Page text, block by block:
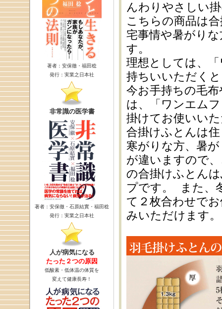
著者：安保徹・福田稔
発行：実業之日本社
非常識の医学書
著者：安保徹・石原結實・福田稔
発行：実業之日本社
人が病気になる
たった２つの原因
低酸素・低体温の体質を
変えて健康長寿！
んわりやさしい
こちらの商品は
宅事情や暑がり
す。
理想としては、
持ちいいただく
今お手持ちの毛
は、「ワンエム
掛けてお使いい
合掛けふとんは
寒がりな方、暑
が違いますので
の合掛けふとん
プです。 また、
て２枚合わせで
みいただけます。